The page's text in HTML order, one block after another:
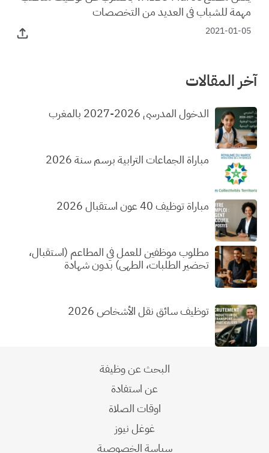
مهمة للشباب في العديد من التخصصات
2021-01-05
آخر المقالات
الدخول المدرسي 2026-2027 بالمغرب
مباراة الجماعات الترابية برسم سنة 2026
مباراة توظيف 40 عون استقبال 2026
مطلوب موظفين للعمل في المطاعم (استقبال،
تحضير الطلبات، الطهي) بدون شهادة
توظيف سائق نقل الأشخاص 2026
البحث عن وظيفة
عن استفادة
اوقات الصلاة
غوغل نيوز
سياسة الخصوصية